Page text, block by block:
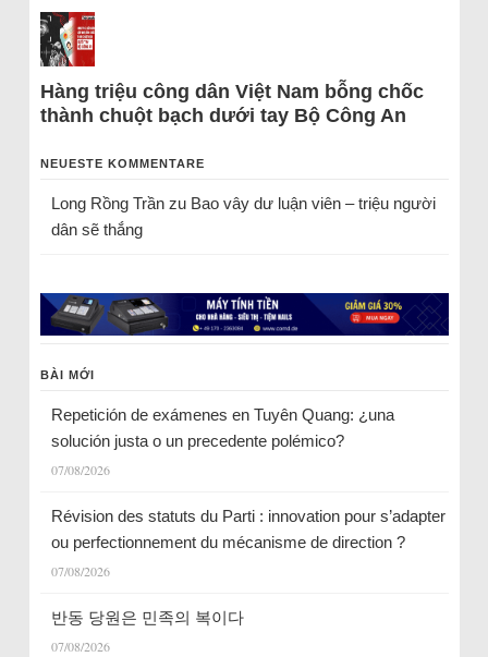
Hàng triệu công dân Việt Nam bỗng chốc
thành chuột bạch dưới tay Bộ Công An
NEUESTE KOMMENTARE
Long Rồng Trầnzu Bao vây dư luận viên – triệu người
dân sẽ thắng
BÀI MỚI
Repetición de exámenes en Tuyên Quang: ¿una
solución justa o un precedente polémico?
07/08/2026
Révision des statuts du Parti : innovation pour s’adapter
ou perfectionnement du mécanisme de direction ?
07/08/2026
반동 당원은 민족의 복이다
07/08/2026